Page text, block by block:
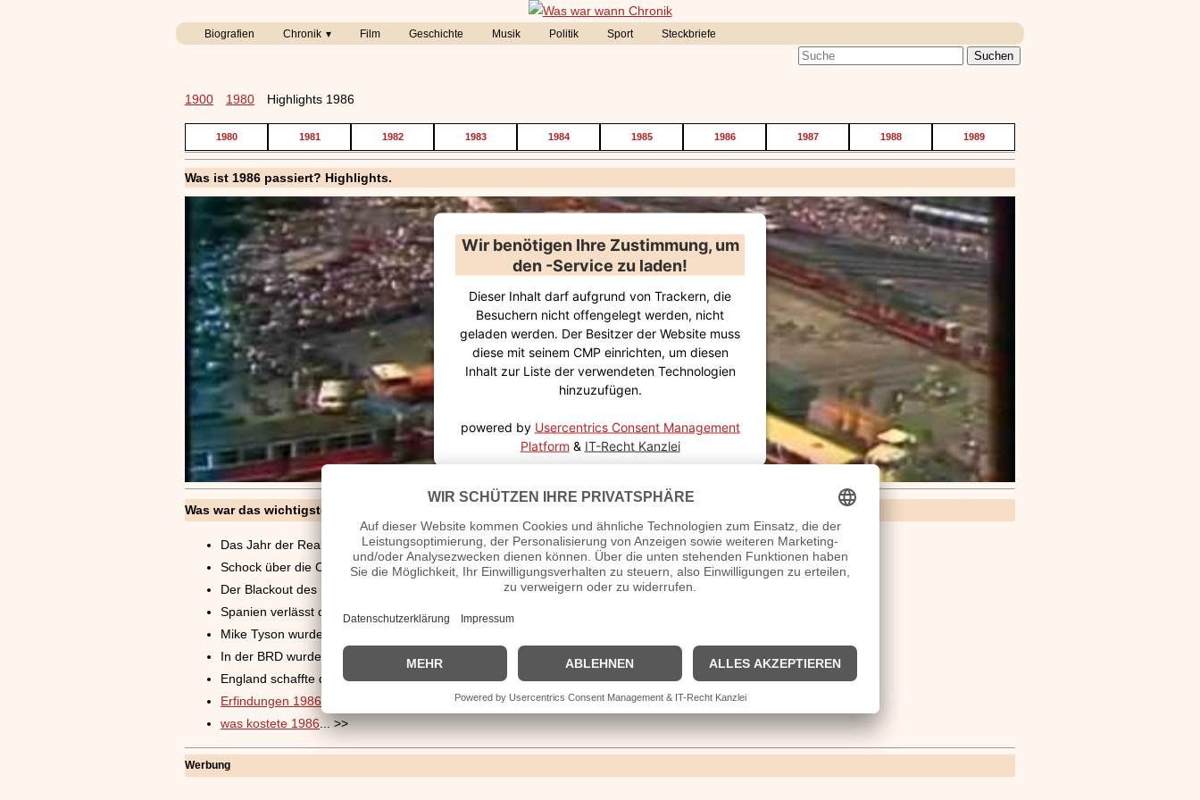
Biografien Chronik Film Geschichte Musik Politik Sport Steckbriefe
1900 1980 Highlights 1986
1980 1981 1982 1983 1984 1985 1986 1987 1988 1989
Was ist 1986 passiert? Highlights.
Wir benötigen Ihre Zustimmung, um
den -Service zu laden!
Dieser Inhalt darf aufgrund von Trackern, die
Besuchern nicht offengelegt werden, nicht
geladen werden. Der Besitzer der Website muss
diese mit seinem CMP einrichten, um diesen
Inhalt zur Liste der verwendeten Technologien
hinzuzufügen.
powered by Usercentrics Consent Management
Platform & IT-Recht Kanzlei
Was war das wichtigste im Jahr 1986?
Das Jahr der Reaktorkatastrophe von Tschernobyl
Schock über die Challenger-Katastrophe
Der Blackout des Helmut Kohls
Spanien verlässt die NATO.
Mike Tyson wurde mit 20 Jahren jüngster Schwergewichtsweltmeister
In der BRD wurde das Erziehungsgeld und der Erziehungsurlaub eingeführt
England schaffte die Prügelstrafe an Schulen ab
Erfindungen 1986
was kostete 1986... >>
Werbung